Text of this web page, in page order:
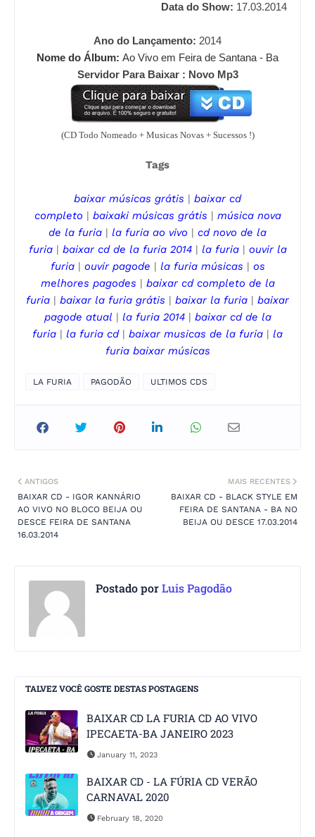
Data do Show: 17.03.2014
Ano do Lançamento: 2014
Nome do Álbum: Ao Vivo em Feira de Santana - Ba
Servidor Para Baixar : Novo Mp3
(CD Todo Nomeado + Musicas Novas + Sucessos !)
Tags
baixar músicas grátis
baixar cd
completo
baixaki músicas grátis
música nova
de la furia la furia ao vivo cd novo de la
furia| baixar cd de la furia 2014| la furia| ouvir la
furia| ouvir pagode la furia músicas
os
melhores pagodes
baixar cd completo de la
furia
baixar la furia grátis baixar la furia
baixar
pagode atual la furia 2014| baixar cd de la
furia
la furia cd| baixar musicas de la furia
la
furia baixar músicas
LA FURIA PAGODÃO ULTIMOS CDS
MAIS RECENTES
BAIXAR CD - BLACK STYLE EM
FEIRA DE SANTANA - BA NO
BEIJA OU DESCE 17.03.2014
ANTIGOS
BAIXAR CD - IGOR KANNÁRIO
AO VIVO NO BLOCO BEIJA OU
DESCE FEIRA DE SANTANA
16.03.2014
Postado porLuis Pagodão
TALVEZ VOCÊ GOSTE DESTAS POSTAGENS
BAIXAR CD LA FURIA CD AO VIVO
IPECAETA-BA JANEIRO 2023
January 11, 2023
BAIXAR CD - LA FÚRIA CD VERÃO
CARNAVAL 2020
February 18, 2020